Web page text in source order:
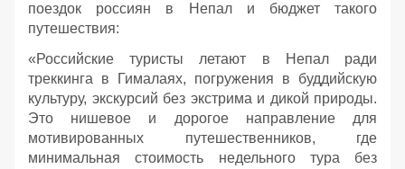
поездок россиян в Непал и бюджет такого
путешествия:
«Российские туристы летают в Непал ради
треккинга в Гималаях, погружения в буддийскую
культуру, экскурсий без экстрима и дикой природы.
Это нишевое и дорогое направление для
мотивированных путешественников, где
минимальная стоимость недельного тура без